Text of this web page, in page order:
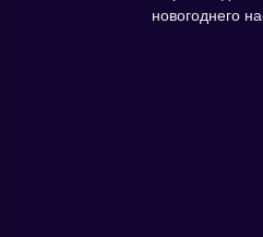
новогоднего